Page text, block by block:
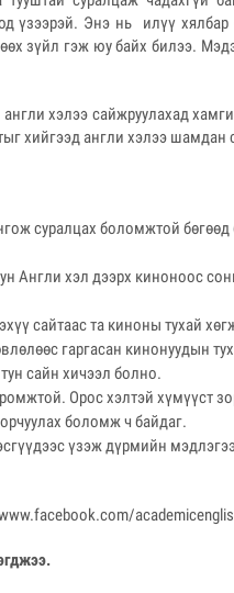
үзээрэй. Энэ нь илүү
зүйл гэж юу байх билээ.
хэлээ сайжруулахад
хийгээд англи хэлээ шамдан
суралцах боломжтой
Англи хэл дээрх киноноос
сайтаас та киноны тухай
гаргасан кинонуудын
сайн хичээл болно.
Орос хэлтэй хүмүүст
боломж ч байдаг.
үзэж дүрмийн